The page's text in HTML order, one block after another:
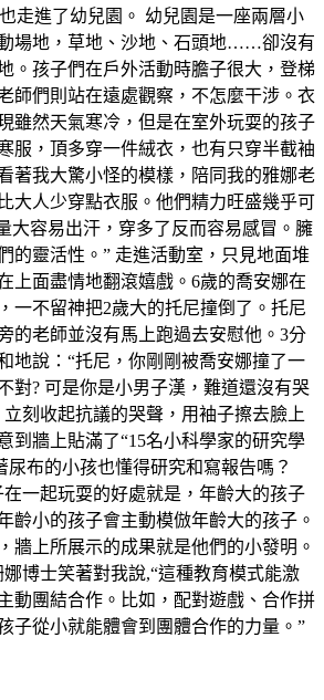
走進了幼兒園。 幼兒園是一座兩層小
場地，草地、沙地、石頭地……卻沒有
。孩子們在戶外活動時膽子很大，登梯
師們則站在遠處觀察，不怎麼干涉。衣
雖然天氣寒冷，但是在室外玩耍的孩子
服，頂多穿一件絨衣，也有只穿半截袖
著我大驚小怪的模樣，陪同我的雅娜老
大人少穿點衣服。他們精力旺盛幾乎可
大容易出汗，穿多了反而容易感冒。臃
的靈活性。” 走進活動室，只見地面堆
上面盡情地翻滾嬉戲。6歲的喬安娜在
一不留神把2歲大的托尼撞倒了。托尼
的老師並沒有馬上跑過去安慰他。3分
地說：“托尼，你剛剛被喬安娜撞了一
對? 可是你是小男子漢，難道還沒有哭
刻收起抗議的哭聲，用袖子擦去臉上
到牆上貼滿了“15名小科學家的研究學
尿布的小孩也懂得研究和寫報告嗎？
一起玩耍的好處就是，年齡大的孩子
齡小的孩子會主動模倣年齡大的孩子。
牆上所展示的成果就是他們的小發明。
博士笑著對我說,“這種教育模式能激
動團結合作。比如，配對遊戲、合作拼
子從小就能體會到團體合作的力量。”